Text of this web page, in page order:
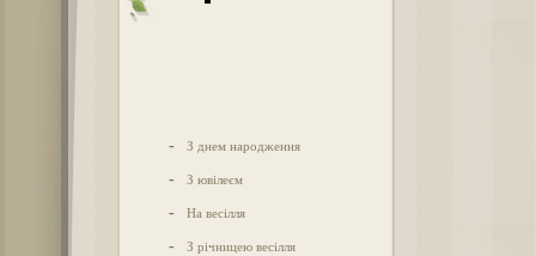
- З днем народження
- З ювілеєм
- На весілля
- З річницею весілля